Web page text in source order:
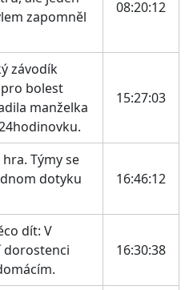
zapomněl
08:20:12
závodík
bolest
manželka
15:27:03
Týmy se
dotyku
16:46:12
dít: V
dorostenci
16:30:38